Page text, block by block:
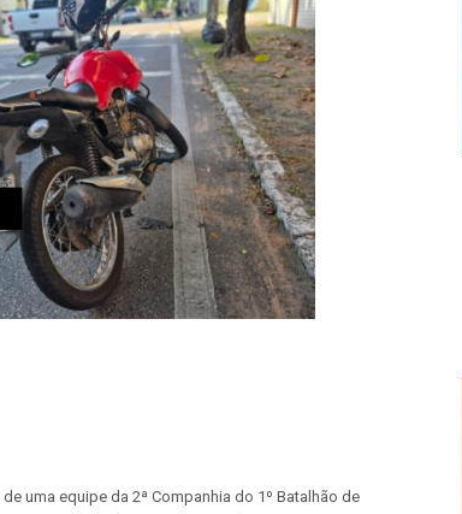
uma equipe da 2ª Companhia do 1º Batalhão de